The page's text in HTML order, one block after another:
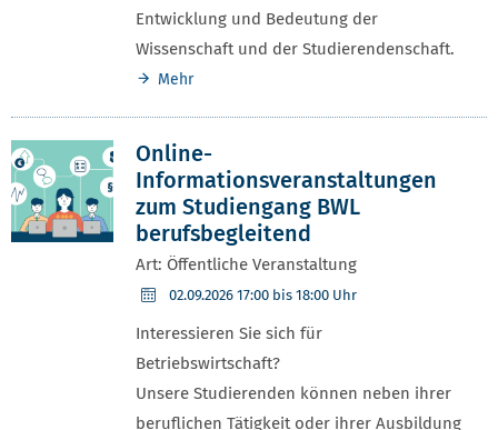
Entwicklung und Bedeutung der
Wissenschaft und der Studierendenschaft.
Mehr
Online-
Informationsveranstaltungen
zum Studiengang BWL
berufsbegleitend
Art: Öffentliche Veranstaltung
02.09.2026 17:00 bis 18:00 Uhr
Interessieren Sie sich für
Betriebswirtschaft?
Unsere Studierenden können neben ihrer
beruflichen Tätigkeit oder ihrer Ausbildung